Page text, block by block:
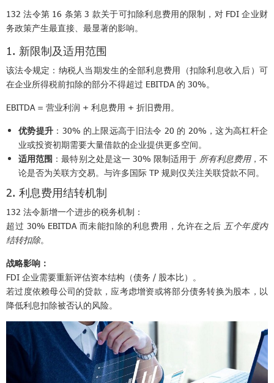
132 法令第 16 条第 3 款关于可扣除利息费用的限制，对 FDI 企业财
务政策产生最直接、最显著的影响。
1. 新限制及适用范围
该法令规定：纳税人当期发生的全部利息费用（扣除利息收入后）可
在企业所得税前扣除的部分不得超过 EBITDA 的 30%。
EBITDA = 营业利润 + 利息费用 + 折旧费用。
优势提升 ：30% 的上限远高于旧法令 20 的 20%，这为高杠杆企
业或投资初期需要大量借款的企业提供更多空间。
适用范围 ：最特别之处是这一 30% 限制适用于 所有利息费用，不
论是否为关联方交易。与许多国际 TP 规则仅关注关联贷款不同。
2. 利息费用结转机制
132 法令新增一个进步的税务机制：
超过 30% EBITDA 而未能扣除的利息费用，允许在之后 五个年度内
结转扣除。
战略影响：
FDI 企业需要重新评估资本结构（债务 / 股本比）。
若过度依赖母公司的贷款，应考虑增资或将部分债务转换为股本，以
降低利息扣除被否认的风险。